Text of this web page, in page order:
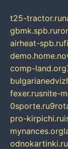
t25-tractor.ru
gbmk.spb.ru
airheat-spb.ru
comp-land.org
fexer.rusnite-
0sporte.ru
pro-kirpichi.ru
mynances.org
odnokartinki.ru